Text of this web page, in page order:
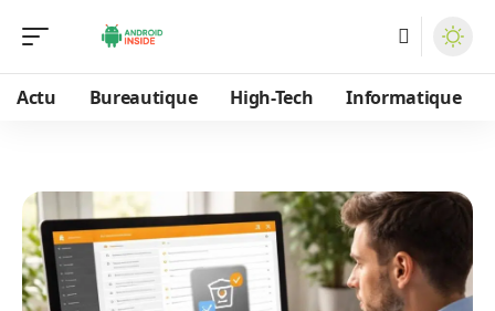
Actu Bureautique High-Tech Informatique